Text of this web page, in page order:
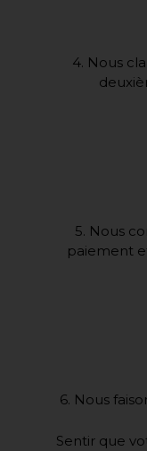
4. Nous
5. Nous
paiement
6. Nous
Sentir que